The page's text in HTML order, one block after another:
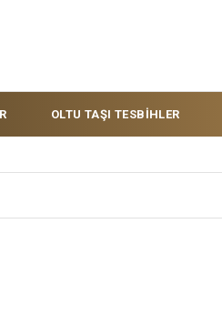
OLTU TAŞI TESBİHLER